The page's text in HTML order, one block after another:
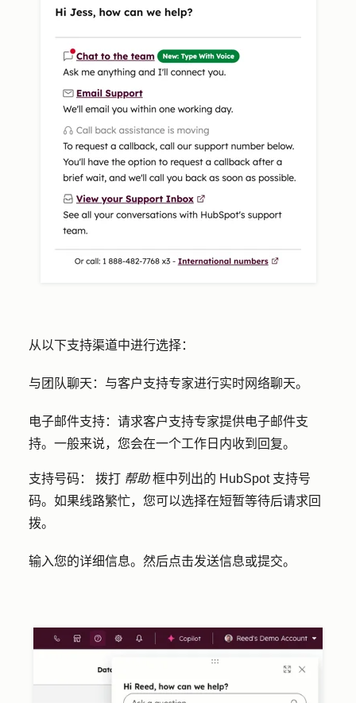
从以下支持渠道中进行选择：
与团队聊天： 与客户支持专家进行实时网络聊天。
电子邮件支持： 请求客户支持专家提供电子邮件支
持。一般来说，您会在一个工作日内收到回复。
支持号码： 拨打 帮助框中列出的 HubSpot 支持号
码。如果线路繁忙，您可以选择在短暂等待后请求回
拨。
输入您的详细信息。然后点击发送信息或提交。